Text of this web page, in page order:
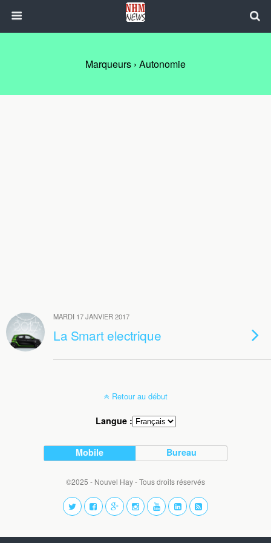
Marqueurs › Autonomie
MARDI 17 JANVIER 2017
La Smart electrique
Retour au début
Langue :
Mobile Bureau
©2025 - Nouvel Hay - Tous droits réservés